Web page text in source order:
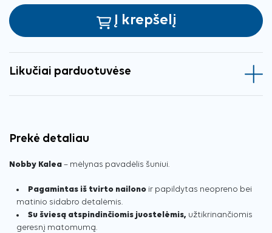
Į krepšelį
Likučiai parduotuvėse
Prekė detaliau
Nobby Kalea – mėlynas pavadėlis šuniui.
Pagamintas iš tvirto nailono ir papildytas neopreno bei
matinio sidabro detalėmis.
Su šviesą atspindinčiomis juostelėmis, užtikrinančiomis
geresnį matomumą.